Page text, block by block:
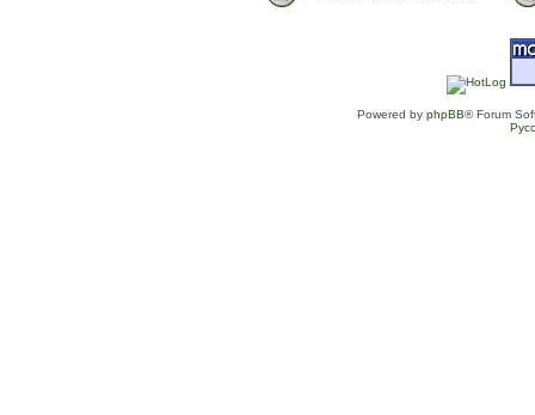
Powered by phpBB® Forum